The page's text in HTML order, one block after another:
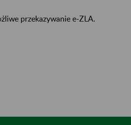
przekazywanie e-ZLA.